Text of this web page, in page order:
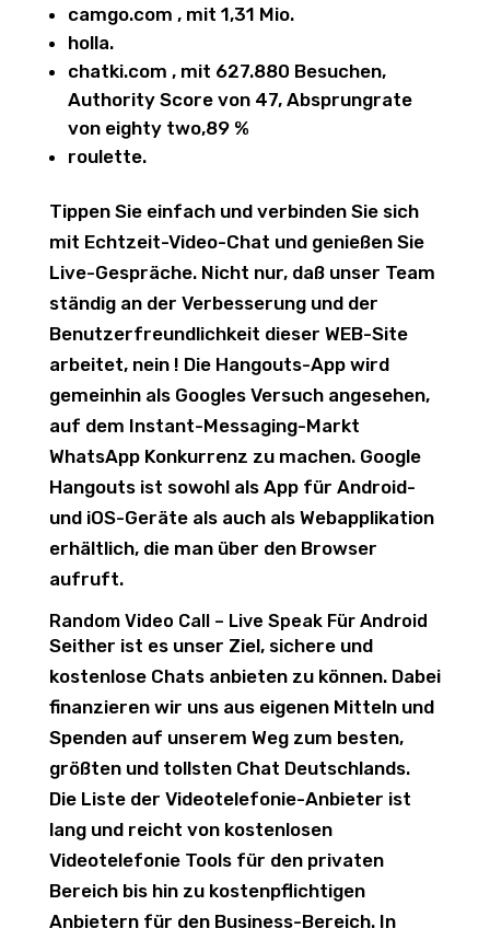
camgo.com , mit 1,31 Mio.
holla.
chatki.com , mit 627.880 Besuchen,
Authority Score von 47, Absprungrate
von eighty two,89 %
roulette.
Tippen Sie einfach und verbinden Sie sich
mit Echtzeit-Video-Chat und genießen Sie
Live-Gespräche. Nicht nur, daß unser Team
ständig an der Verbesserung und der
Benutzerfreundlichkeit dieser WEB-Site
arbeitet, nein ! Die Hangouts-App wird
gemeinhin als Googles Versuch angesehen,
auf dem Instant-Messaging-Markt
WhatsApp Konkurrenz zu machen. Google
Hangouts ist sowohl als App für Android-
und iOS-Geräte als auch als Webapplikation
erhältlich, die man über den Browser
aufruft.
Random Video Call – Live Speak Für Android
Seither ist es unser Ziel, sichere und
kostenlose Chats anbieten zu können. Dabei
finanzieren wir uns aus eigenen Mitteln und
Spenden auf unserem Weg zum besten,
größten und tollsten Chat Deutschlands.
Die Liste der Videotelefonie-Anbieter ist
lang und reicht von kostenlosen
Videotelefonie Tools für den privaten
Bereich bis hin zu kostenpflichtigen
Anbietern für den Business-Bereich. In